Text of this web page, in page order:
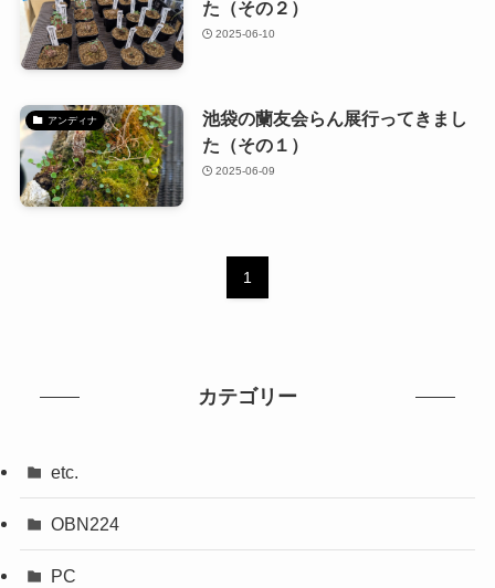
た（その２）
2025-06-10
アンディナ
池袋の蘭友会らん展行ってきまし
た（その１）
2025-06-09
1
カテゴリー
etc.
OBN224
PC